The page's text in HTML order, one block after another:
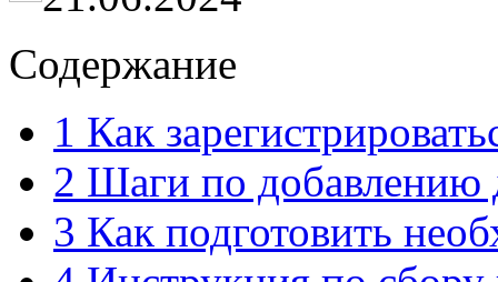
Содержание
1 Как
2 Шаги по добавлению
3 Как подготовить